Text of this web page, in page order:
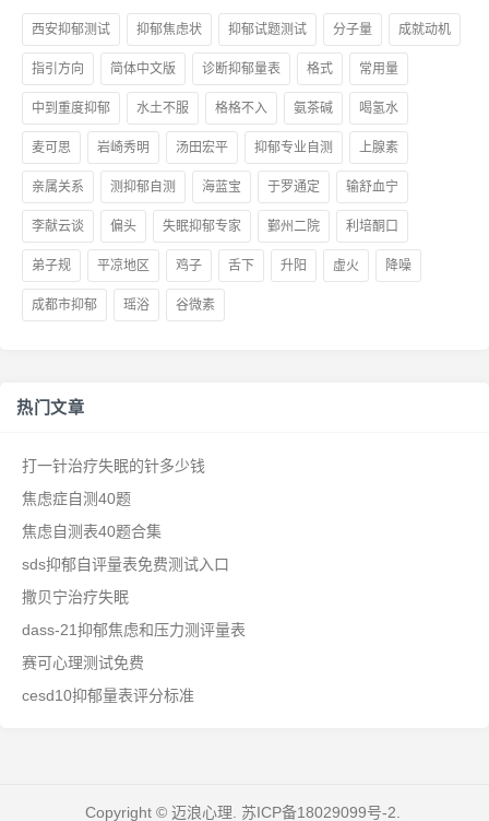
西安抑郁测试 抑郁焦虑状 抑郁试题测试 分子量 成就动机
指引方向 简体中文版 诊断抑郁量表 格式 常用量
中到重度抑郁 水土不服 格格不入 氨茶碱 喝氢水
麦可思 岩崎秀明 汤田宏平 抑郁专业自测 上腺素
亲属关系 测抑郁自测 海蓝宝 于罗通定 输舒血宁
李献云谈 偏头 失眠抑郁专家 鄞州二院 利培酮口
弟子规 平凉地区 鸡子 舌下 升阳 虚火 降噪
成都市抑郁 瑶浴 谷微素
热门文章
打一针治疗失眠的针多少钱
焦虑症自测40题
焦虑自测表40题合集
sds抑郁自评量表免费测试入口
撒贝宁治疗失眠
dass-21抑郁焦虑和压力测评量表
赛可心理测试免费
cesd10抑郁量表评分标准
Copyright © 迈浪心理. 苏ICP备18029099号-2